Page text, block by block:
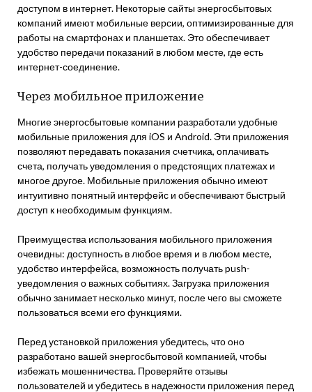
доступом в интернет. Некоторые сайты энергосбытовых
компаний имеют мобильные версии, оптимизированные для
работы на смартфонах и планшетах. Это обеспечивает
удобство передачи показаний в любом месте, где есть
интернет-соединение.
Через мобильное приложение
Многие энергосбытовые компании разработали удобные
мобильные приложения для iOS и Android. Эти приложения
позволяют передавать показания счетчика, оплачивать
счета, получать уведомления о предстоящих платежах и
многое другое. Мобильные приложения обычно имеют
интуитивно понятный интерфейс и обеспечивают быстрый
доступ к необходимым функциям.
Преимущества использования мобильного приложения
очевидны: доступность в любое время и в любом месте,
удобство интерфейса, возможность получать push-
уведомления о важных событиях. Загрузка приложения
обычно занимает несколько минут, после чего вы сможете
пользоваться всеми его функциями.
Перед установкой приложения убедитесь, что оно
разработано вашей энергосбытовой компанией, чтобы
избежать мошенничества. Проверяйте отзывы
пользователей и убедитесь в надежности приложения перед